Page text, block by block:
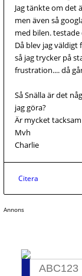
Jag tänkte om det
men även så
med bilen.
Då blev jag
så jag trycker på
frustration.... då
Så Snälla är det
jag göra?
Är mycket
Mvh
Charlie
Citera
Annons